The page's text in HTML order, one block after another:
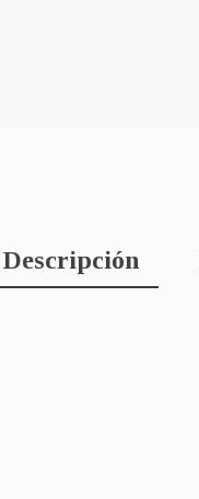
Descripción